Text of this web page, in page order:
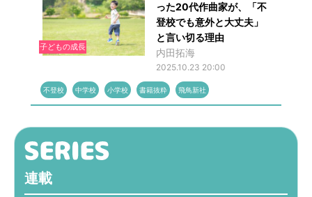
子どもの成長
った20代作曲家が、「不
登校でも意外と大丈夫」
と言い切る理由
内田拓海
2025.10.23 20:00
不登校 中学校 小学校 書籍抜粋 飛鳥新社
連載